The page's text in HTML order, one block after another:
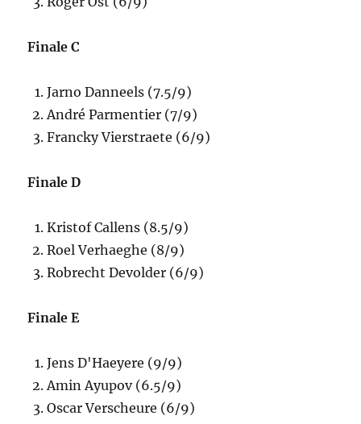
Finale C
Jarno Danneels (7.5/9)
André Parmentier (7/9)
Francky Vierstraete (6/9)
Finale D
Kristof Callens (8.5/9)
Roel Verhaeghe (8/9)
Robrecht Devolder (6/9)
Finale E
Jens D'Haeyere (9/9)
Amin Ayupov (6.5/9)
Oscar Verscheure (6/9)